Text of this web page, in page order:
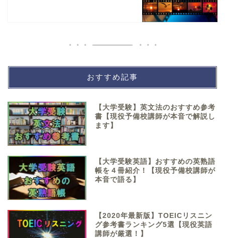
おすすめ記事
【大学受験】英文法のおすすめ参考
書【現役予備校講師が本音で解説し
ます】
【大学受験英語】おすすめの英熟語
帳を４冊紹介！【現役予備校講師が
本音で語る】
【2020年最新版】TOEICリスニン
グ参考書ランキング5選【現役英語
講師が厳選！】